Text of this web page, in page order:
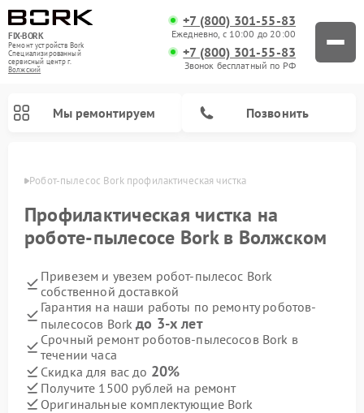
FIX-BORK
Ремонт устройств Bork
Специализированный
cервисный центр г.
Волжский
+7 (800) 301-55-83
Ежедневно, с 10:00 до 20:00
+7 (800) 301-55-83
Звонок бесплатный по РФ
Мы ремонтируем Позвонить
Робот-пылесос Bork профилактическая чистка
Профилактическая чистка на
роботе-пылесосе Bork в Волжском
Привезем и увезем робот-пылесос Bork
собственной доставкой
Гарантия на наши работы по ремонту роботов-
пылесосов Borkдо 3-х лет
Срочный ремонт роботов-пылесосов Bork в
течении часа
Скидка для вас до 20%
Получите 1500 рублей на ремонт
Оригинальные комплектующие Bork